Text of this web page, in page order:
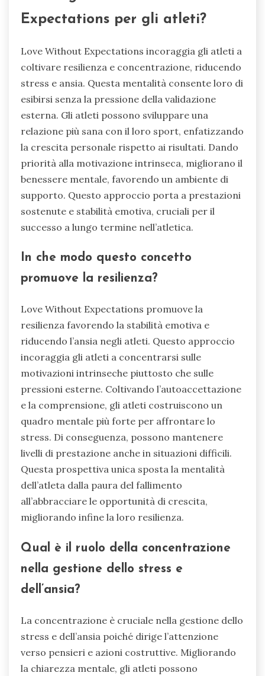
Expectations per gli atleti?
Love Without Expectations incoraggia gli atleti a
coltivare resilienza e concentrazione, riducendo
stress e ansia. Questa mentalità consente loro di
esibirsi senza la pressione della validazione
esterna. Gli atleti possono sviluppare una
relazione più sana con il loro sport, enfatizzando
la crescita personale rispetto ai risultati. Dando
priorità alla motivazione intrinseca, migliorano il
benessere mentale, favorendo un ambiente di
supporto. Questo approccio porta a prestazioni
sostenute e stabilità emotiva, cruciali per il
successo a lungo termine nell’atletica.
In che modo questo concetto
promuove la resilienza?
Love Without Expectations promuove la
resilienza favorendo la stabilità emotiva e
riducendo l’ansia negli atleti. Questo approccio
incoraggia gli atleti a concentrarsi sulle
motivazioni intrinseche piuttosto che sulle
pressioni esterne. Coltivando l’autoaccettazione
e la comprensione, gli atleti costruiscono un
quadro mentale più forte per affrontare lo
stress. Di conseguenza, possono mantenere
livelli di prestazione anche in situazioni difficili.
Questa prospettiva unica sposta la mentalità
dell’atleta dalla paura del fallimento
all’abbracciare le opportunità di crescita,
migliorando infine la loro resilienza.
Qual è il ruolo della concentrazione
nella gestione dello stress e
dell’ansia?
La concentrazione è cruciale nella gestione dello
stress e dell’ansia poiché dirige l’attenzione
verso pensieri e azioni costruttive. Migliorando
la chiarezza mentale, gli atleti possono